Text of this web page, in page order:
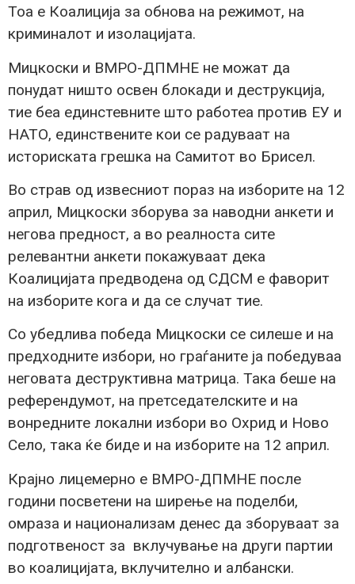
Тоа е Коалиција за обнова на режимот, на
криминалот и изолацијата.
Мицкоски и ВМРО-ДПМНЕ не можат да
понудат ништо освен блокади и деструкција,
тие беа единстевните што работеа против ЕУ и
НАТО, единствените кои се радуваат на
историската грешка на Самитот во Брисел.
Во страв од извесниот пораз на изборите на 12
април, Мицкоски зборува за наводни анкети и
негова предност, а во реалноста сите
релевантни анкети покажуваат дека
Коалицијата предводена од СДСМ е фаворит
на изборите кога и да се случат тие.
Со убедлива победа Мицкоски се силеше и на
предходните избори, но граѓаните ја победуваа
неговата деструктивна матрица. Така беше на
референдумот, на претседателските и на
вонредните локални избори во Охрид и Ново
Село, така ќе биде и на изборите на 12 април.
Крајно лицемерно е ВМРО-ДПМНЕ после
години посветени на ширење на поделби,
омраза и национализам денес да зборуваат за
подготвеност за вклучување на други партии
во коалицијата, вклучително и албански.